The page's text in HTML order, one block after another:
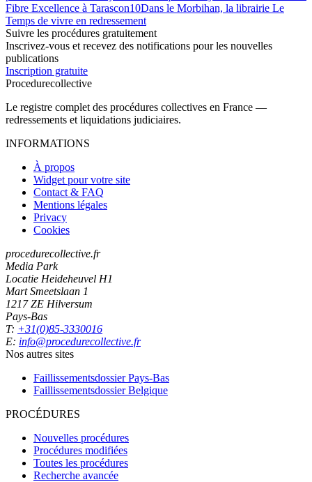
Fibre Excellence à Tarascon10Dans le Morbihan, la librairie Le
Temps de vivre en redressement
Suivre les procédures gratuitement
Inscrivez-vous et recevez des notifications pour les nouvelles
publications
Inscription gratuite
Procedurecollective
Le registre complet des procédures collectives en France —
redressements et liquidations judiciaires.
INFORMATIONS
À propos
Widget pour votre site
Contact & FAQ
Mentions légales
Privacy
Cookies
procedurecollective.fr
Media Park
Locatie Heideheuvel H1
Mart Smeetslaan 1
1217 ZE Hilversum
Pays-Bas
T: +31(0)85-3330016
E: info@procedurecollective.fr
Nos autres sites
Faillissementsdossier Pays-Bas
Faillissementsdossier Belgique
PROCÉDURES
Nouvelles procédures
Procédures modifiées
Toutes les procédures
Recherche avancée